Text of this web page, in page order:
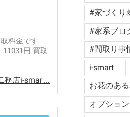
料金です
円 買取
務店i-smar ...
#家づくり
#家系ブロ
#間取り事
i-smart
お花のあ
オプション